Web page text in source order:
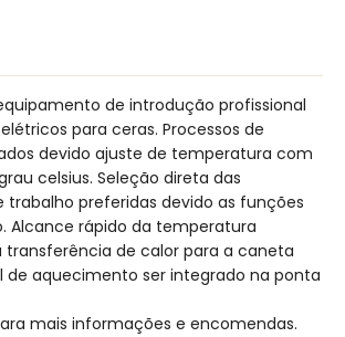
de introdução profissional
para ceras. Processos de
devido ajuste de temperatura com
celsius. Seleção direta das
trabalho preferidas devido as funções
Alcance rápido da temperatura
transferência de calor para a caneta
de aquecimento ser integrado na ponta
mais informações e encomendas.